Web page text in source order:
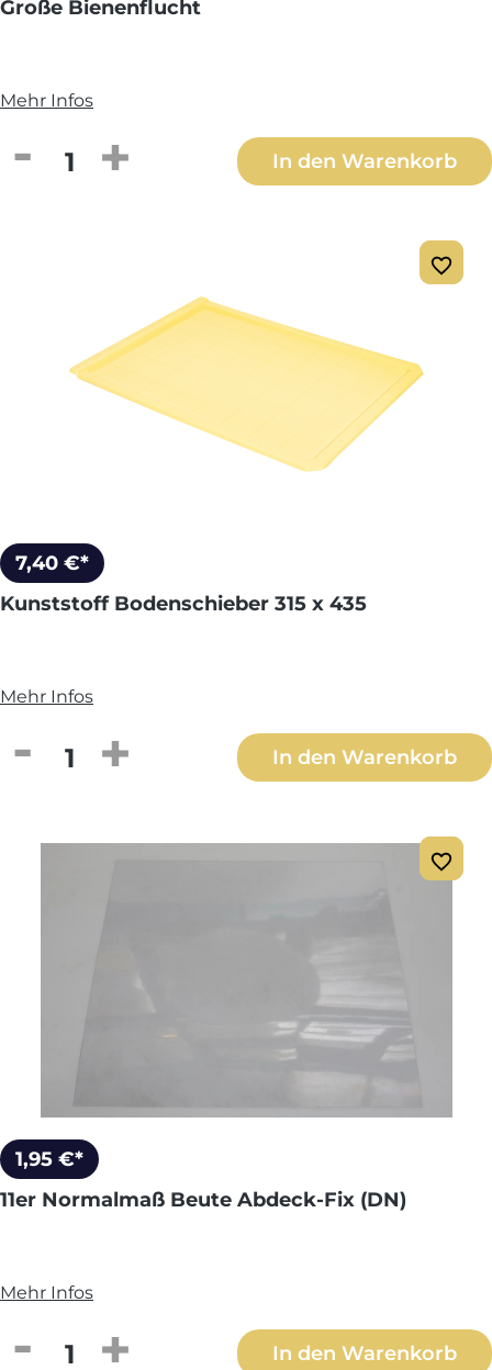
Große Bienenflucht
Mehr Infos
Produkt Anzahl: Gib den gewünschten
In den Warenkorb
7,40 €*
Kunststoff Bodenschieber 315 x 435
Mehr Infos
Produkt Anzahl: Gib den gewünschten
In den Warenkorb
1,95 €*
11er Normalmaß Beute Abdeck-Fix (DN)
Mehr Infos
Produkt Anzahl: Gib den gewünschten
In den Warenkorb